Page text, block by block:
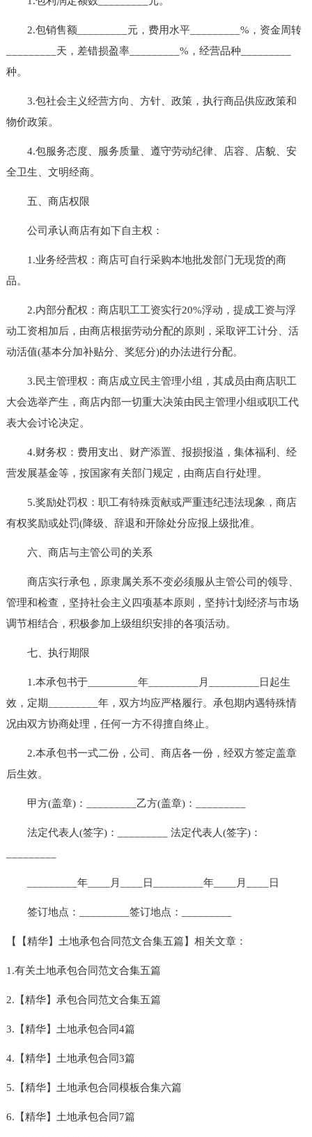
2.包销售额_________元，费用水平_________%，资金周转
_________天，差错损盈率_________%，经营品种_________
种。
3.包社会主义经营方向、方针、政策，执行商品供应政策和
物价政策。
4.包服务态度、服务质量、遵守劳动纪律、店容、店貌、安
全卫生、文明经商。
五、商店权限
公司承认商店有如下自主权：
1.业务经营权：商店可自行采购本地批发部门无现货的商
品。
2.内部分配权：商店职工工资实行20%浮动，提成工资与浮
动工资相加后，由商店根据劳动分配的原则，采取评工计分、活
动活值(基本分加补贴分、奖惩分)的办法进行分配。
3.民主管理权：商店成立民主管理小组，其成员由商店职工
大会选举产生，商店内部一切重大决策由民主管理小组或职工代
表大会讨论决定。
4.财务权：费用支出、财产添置、报损报溢，集体福利、经
营发展基金等，按国家有关部门规定，由商店自行处理。
5.奖励处罚权：职工有特殊贡献或严重违纪违法现象，商店
有权奖励或处罚(降级、辞退和开除处分应报上级批准。
六、商店与主管公司的关系
商店实行承包，原隶属关系不变必须服从主管公司的领导、
管理和检查，坚持社会主义四项基本原则，坚持计划经济与市场
调节相结合，积极参加上级组织安排的各项活动。
七、执行期限
1.本承包书于_________年_________月_________日起生
效，定期_________年，双方均应严格履行。承包期内遇特殊情
况由双方协商处理，任何一方不得擅自终止。
2.本承包书一式二份，公司、商店各一份，经双方签定盖章
后生效。
甲方(盖章)：_________乙方(盖章)：_________
法定代表人(签字)：_________ 法定代表人(签字)：
_________年____月____日_________年____月____日
签订地点：_________签订地点：_________
【【精华】土地承包合同范文合集五篇】相关文章：
1.有关土地承包合同范文合集五篇
2.【精华】承包合同范文合集五篇
3.【精华】土地承包合同4篇
4.【精华】土地承包合同3篇
5.【精华】土地承包合同模板合集六篇
6.【精华】土地承包合同7篇